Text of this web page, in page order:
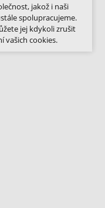
Sklik,
webu
jakož i naši
spolupracujeme.
jej kdykoli zrušit
vašich cookies.
na technická: nutná
a volitelná. Do